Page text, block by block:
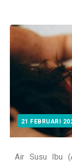
21 FEBRUARI
Air Susu Ibu